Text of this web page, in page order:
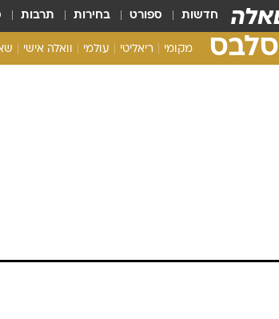
חדשות ספורט בחירות תרבות
סלבס מקומי ריאליטי עולמי וואלה אישי